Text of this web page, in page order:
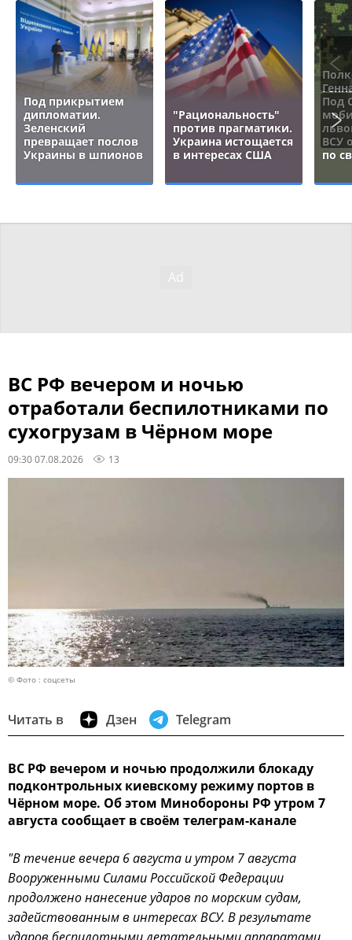
Под прикрытием
дипломатии.
Зеленский
превращает послов
Украины в шпионов
"Рациональность"
против прагматики.
Украина истощается
в интересах США
Под
ВСУ
по
ВС РФ вечером и ночью
отработали беспилотниками по
сухогрузам в Чёрном море
09:30 07.08.2026 13
© Фото : соцсеты
Читать в Дзен Telegram
ВС РФ вечером и ночью продолжили блокаду
подконтрольных киевскому режиму портов в
Чёрном море. Об этом Минобороны РФ утром 7
августа сообщает в своём телеграм-канале
"В течение вечера 6 августа и утром 7 августа
Вооруженными Силами Российской Федерации
продолжено нанесение ударов по морским судам,
задействованным в интересах ВСУ. В результате